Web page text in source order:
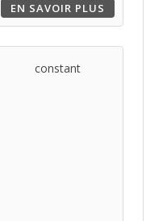
EN SAVOIR PLUS
constant